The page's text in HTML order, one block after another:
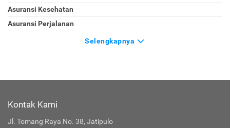
Asuransi Kesehatan
Asuransi Perjalanan
Selengkapnya
Kontak Kami
Jl. Tomang Raya No. 38, Jatipulo